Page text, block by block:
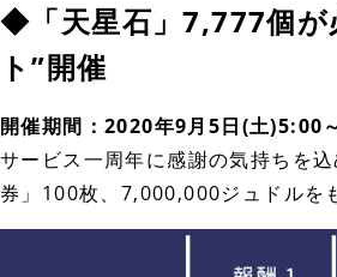
◆「天星石」7,777個が
ト”開催
開催期間：2020年9月5日(土)5:00
サービス一周年に感謝の気持ちを
券」100枚、7,000,000ジュドルを